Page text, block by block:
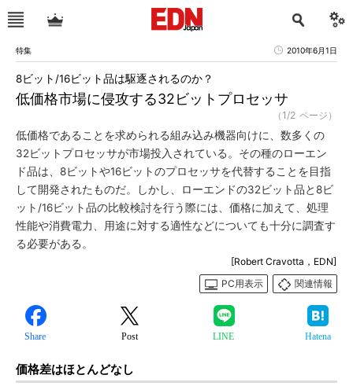
特集 2010年6月1日
低価格市場に侵攻する32ビットプロセッサ
8ビット/16ビット品は駆逐されるのか？
（1/2 ページ）
低価格であることを求められる組み込み機器向けに、数多くの
32ビットプロセッサが市場投入されている。その種のローエン
ド品は、8ビットや16ビットのプロセッサを代替することを目指
して開発されたものだ。しかし、ローエンドの32ビット品と8ビ
ット/16ビット品の比較検討を行う際には、価格に加えて、処理
性能や消費電力、用途に対する適性などについても十分に調査す
る必要がある。
[Robert Cravotta，EDN]
PC用表示
関連情報
Share Post LINE Hatena
価格差はほとんどなし